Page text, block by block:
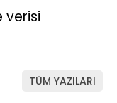
verisi
TÜM YAZILARI